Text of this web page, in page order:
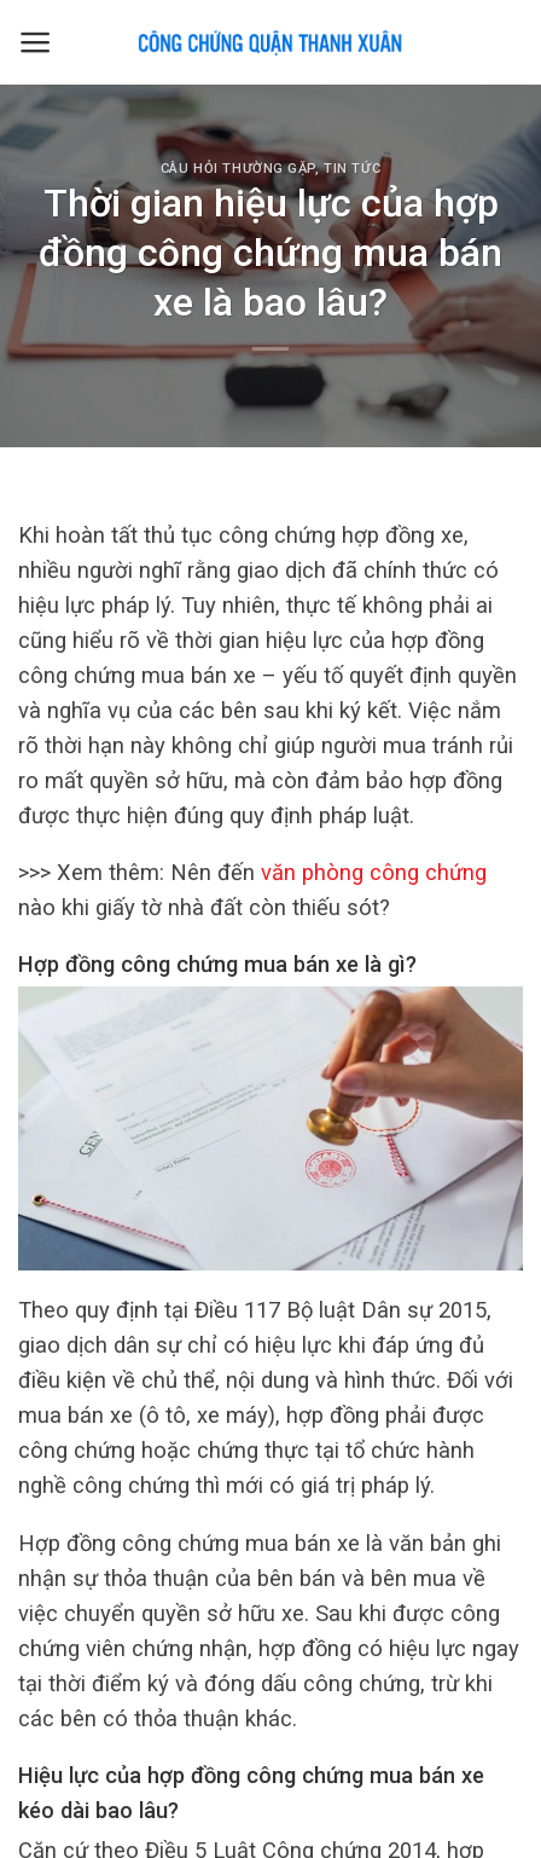
CÂU HỎI THƯỜNG GẶP,TIN TỨC
Thời gian hiệu lực của hợp
đồng công chứng mua bán
xe là bao lâu?
Khi hoàn tất thủ tục công chứng hợp đồng xe,
nhiều người nghĩ rằng giao dịch đã chính thức có
hiệu lực pháp lý. Tuy nhiên, thực tế không phải ai
cũng hiểu rõ về thời gian hiệu lực của hợp đồng
công chứng mua bán xe – yếu tố quyết định quyền
và nghĩa vụ của các bên sau khi ký kết. Việc nắm
rõ thời hạn này không chỉ giúp người mua tránh rủi
ro mất quyền sở hữu, mà còn đảm bảo hợp đồng
được thực hiện đúng quy định pháp luật.
>>> Xem thêm: Nên đến văn phòng công chứng
nào khi giấy tờ nhà đất còn thiếu sót?
Hợp đồng công chứng mua bán xe là gì?
Theo quy định tại Điều 117 Bộ luật Dân sự 2015,
giao dịch dân sự chỉ có hiệu lực khi đáp ứng đủ
điều kiện về chủ thể, nội dung và hình thức. Đối với
mua bán xe (ô tô, xe máy), hợp đồng phải được
công chứng hoặc chứng thực tại tổ chức hành
nghề công chứng thì mới có giá trị pháp lý.
Hợp đồng công chứng mua bán xe là văn bản ghi
nhận sự thỏa thuận của bên bán và bên mua về
việc chuyển quyền sở hữu xe. Sau khi được công
chứng viên chứng nhận, hợp đồng có hiệu lực ngay
tại thời điểm ký và đóng dấu công chứng, trừ khi
các bên có thỏa thuận khác.
Hiệu lực của hợp đồng công chứng mua bán xe
kéo dài bao lâu?
Căn cứ theo Điều 5 Luật Công chứng 2014, hợp